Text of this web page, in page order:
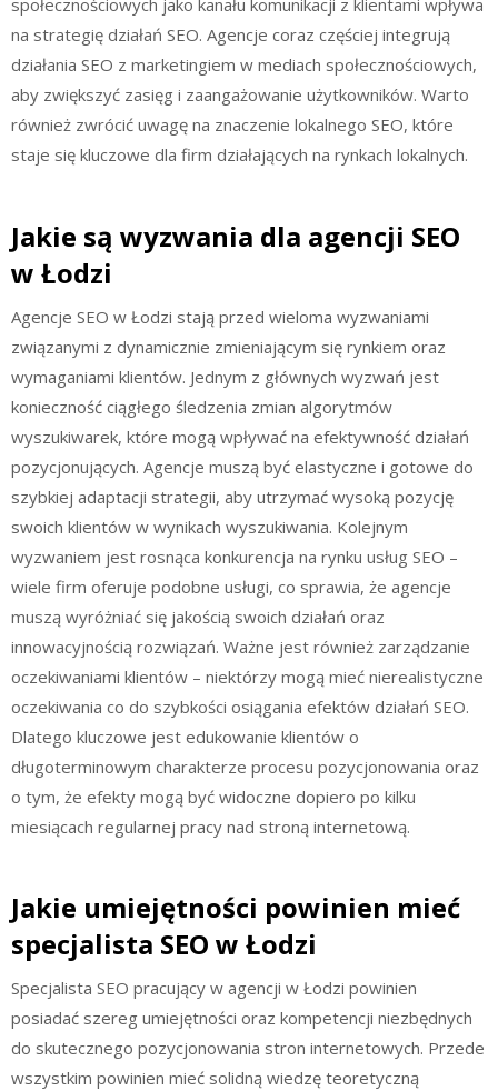
społecznościowych jako kanału komunikacji z klientami wpływa
na strategię działań SEO. Agencje coraz częściej integrują
działania SEO z marketingiem w mediach społecznościowych,
aby zwiększyć zasięg i zaangażowanie użytkowników. Warto
również zwrócić uwagę na znaczenie lokalnego SEO, które
staje się kluczowe dla firm działających na rynkach lokalnych.
Jakie są wyzwania dla agencji SEO
w Łodzi
Agencje SEO w Łodzi stają przed wieloma wyzwaniami
związanymi z dynamicznie zmieniającym się rynkiem oraz
wymaganiami klientów. Jednym z głównych wyzwań jest
konieczność ciągłego śledzenia zmian algorytmów
wyszukiwarek, które mogą wpływać na efektywność działań
pozycjonujących. Agencje muszą być elastyczne i gotowe do
szybkiej adaptacji strategii, aby utrzymać wysoką pozycję
swoich klientów w wynikach wyszukiwania. Kolejnym
wyzwaniem jest rosnąca konkurencja na rynku usług SEO –
wiele firm oferuje podobne usługi, co sprawia, że agencje
muszą wyróżniać się jakością swoich działań oraz
innowacyjnością rozwiązań. Ważne jest również zarządzanie
oczekiwaniami klientów – niektórzy mogą mieć nierealistyczne
oczekiwania co do szybkości osiągania efektów działań SEO.
Dlatego kluczowe jest edukowanie klientów o
długoterminowym charakterze procesu pozycjonowania oraz
o tym, że efekty mogą być widoczne dopiero po kilku
miesiącach regularnej pracy nad stroną internetową.
Jakie umiejętności powinien mieć
specjalista SEO w Łodzi
Specjalista SEO pracujący w agencji w Łodzi powinien
posiadać szereg umiejętności oraz kompetencji niezbędnych
do skutecznego pozycjonowania stron internetowych. Przede
wszystkim powinien mieć solidną wiedzę teoretyczną